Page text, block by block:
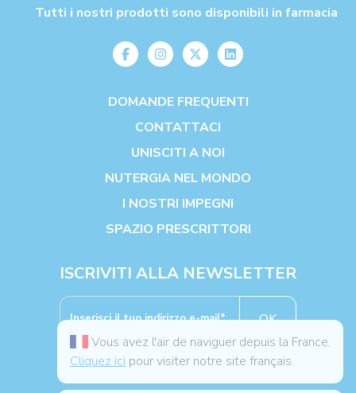
Vous avez l'air de naviguer depuis la France.
Cliquez ici pour visiter notre site français.
Tutti i nostri prodotti sono disponibili in farmacia
DOMANDE FREQUENTI
CONTATTACI
UNISCITI A NOI
NUTERGIA NEL MONDO
I NOSTRI IMPEGNI
SPAZIO PRESCRITTORI
ISCRIVITI ALLA NEWSLETTER
OK